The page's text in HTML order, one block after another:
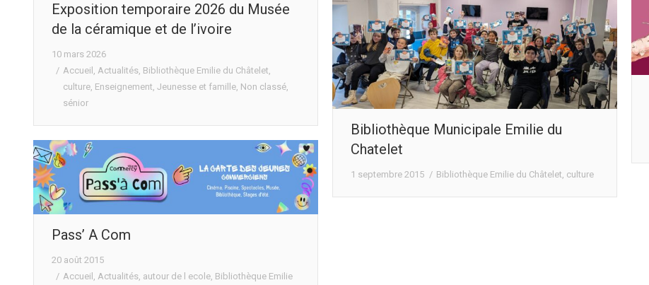
Exposition temporaire 2026 du Musée
de la céramique et de l’ivoire
10 mars 2026
Accueil , Actualités, Bibliothèque Emilie du Châtelet,
culture, Enseignement, Jeunesse et famille, Non classé,
sénior
Bibliothèque Municipale Emilie du
Chatelet
1 septembre 2015 Bibliothèque Emilie du Châtelet culture
Pass’ A Com
20 août 2015
Accueil , Actualités, autour de l ecole, Bibliothèque Emilie